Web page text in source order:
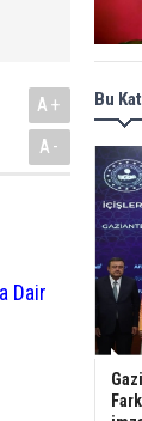
A+
A-
Dair
Bu